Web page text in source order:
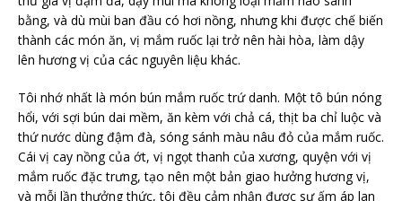
bằng, và dù mùi ban đầu có hơi nồng, nhưng khi được chế biến
thành các món ăn, vị mắm ruốc lại trở nên hài hòa, làm dậy
lên hương vị của các nguyên liệu khác.
Tôi nhớ nhất là món bún mắm ruốc trứ danh. Một tô bún nóng
hổi, với sợi bún dai mềm, ăn kèm với chả cá, thịt ba chỉ luộc và
thứ nước dùng đậm đà, sóng sánh màu nâu đỏ của mắm ruốc.
Cái vị cay nồng của ớt, vị ngọt thanh của xương, quyện với vị
mắm ruốc đặc trưng, tạo nên một bản giao hưởng hương vị,
và mỗi lần thưởng thức, tôi đều cảm nhận được sự ấm áp lan